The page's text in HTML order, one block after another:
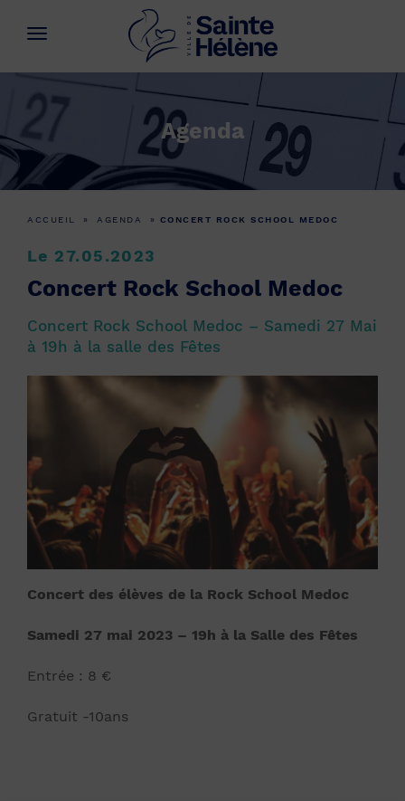
Agenda
ACCUEIL » AGENDA » CONCERT ROCK SCHOOL MEDOC
Le 27.05.2023
Concert Rock School Medoc
Concert Rock School Medoc – Samedi 27 Mai
à 19h à la salle des Fêtes
Concert des élèves de la Rock School Medoc
Samedi 27 mai 2023 – 19h à la Salle des Fêtes
Entrée : 8 €
Gratuit -10ans